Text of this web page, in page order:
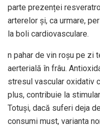
parte prezenței
arterelor și, ca urmare,
la boli cardiovasculare.
n pahar de vin roșu pe zi
aerterială în frâu.
stresul vascular oxidativ
plus, contribuie la
Totuși, dacă suferi deja
consumi must, varianta